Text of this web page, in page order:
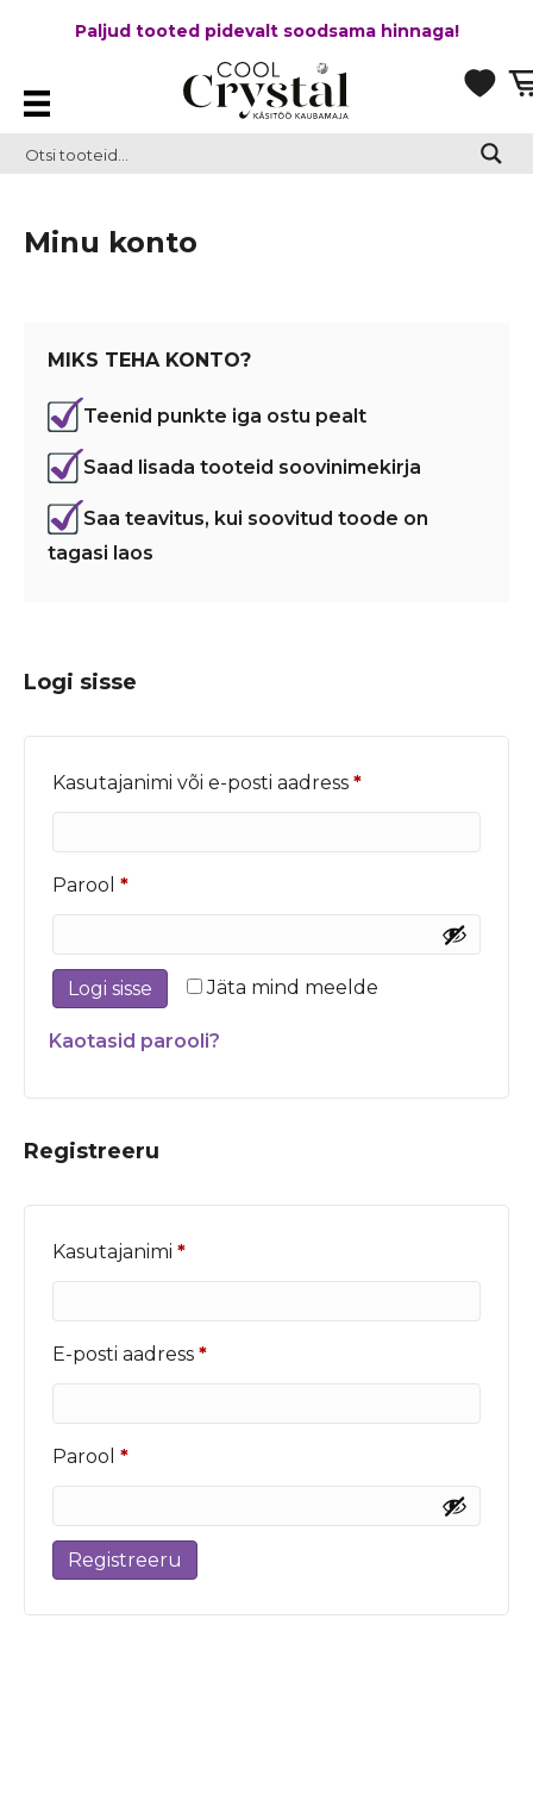
Paljud tooted pidevalt soodsama hinnaga!
Minu konto
MIKS TEHA KONTO?
Teenid punkte iga ostu pealt
Saad lisada tooteid soovinimekirja
Saa teavitus, kui soovitud toode on
tagasi laos
Logi sisse
Kasutajanimi või e-posti aadress *Nõutud
Parool *Nõutud
Jäta mind meelde
Logi sisse
Kaotasid parooli?
Registreeru
Kasutajanimi *Nõutud
E-posti aadress *Nõutud
Parool *Nõutud
Registreeru